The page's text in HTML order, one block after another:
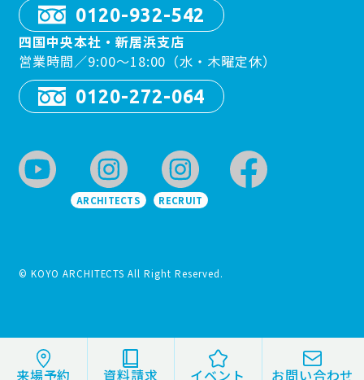
来場予約 資料請求 イベント お問い合わせ
0120-932-542
四国中央本社・新居浜支店
営業時間／9:00〜18:00（水・木曜定休）
0120-272-064
ARCHITECTS RECRUIT
© KOYO ARCHITECTS All Right Reserved.